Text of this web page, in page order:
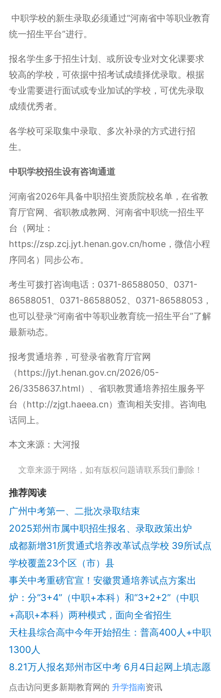
中职学校的新生录取必须通过“河南省中等职业教育
统一招生平台”进行。
报名学生多于招生计划、或所设专业对文化课要求
较高的学校，可依据中招考试成绩择优录取。根据
专业需要进行面试或专业加试的学校，可优先录取
成绩优秀者。
各学校可采取集中录取、多次补录的方式进行招
生。
中职学校招生设有咨询通道
河南省2026年具备中职招生资质院校名单，在省教
育厅官网、省职教成教网、河南省中职统一招生平
台（网址：
https://zsp.zcj.jyt.henan.gov.cn/home，微信小程
序同名）同步公布。
考生可拨打咨询电话：0371-86588050、0371-
86588051、0371-86588052、0371-86588053，
也可以登录“河南省中等职业教育统一招生平台”了解
最新动态。
报考贯通培养，可登录省教育厅官网
（https://jyt.henan.gov.cn/2026/05-
26/3358637.html）、省职教贯通培养招生服务平
台（http://zjgt.haeea.cn）查询相关安排。咨询电
话同上。
本文来源：大河报
文章来源于网络，如有版权问题请联系我们删除！
推荐阅读
广州中考第一、二批次录取结束
2025郑州市属中职招生报名、录取政策出炉
成都新增31所贯通式培养改革试点学校 39所试点
学校覆盖23个区（市）县
事关中考重磅官宣！安徽贯通培养试点方案出
炉：分“3+4”（中职+本科）和“3+2+2”（中职
+高职+本科）两种模式，面向全省招生
天柱县综合高中今年开始招生：普高400人+中职
1300人
8.21万人报名郑州市区中考 6月4日起网上填志愿
点击访问更多新期教育网的 升学指南资讯